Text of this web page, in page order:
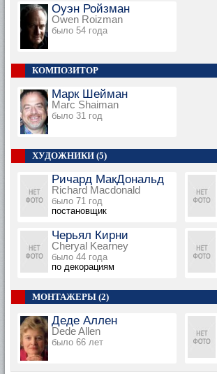
Оуэн Ройзман
Owen Roizman
было 54 года
КОМПОЗИТОР
Марк Шейман
Marc Shaiman
было 31 год
ХУДОЖНИКИ (5)
Ричард МакДональд
Richard Macdonald
было 71 год
постановщик
Черьял Кирни
Cheryal Kearney
было 44 года
по декорациям
МОНТАЖЕРЫ (2)
Деде Аллен
Dede Allen
было 66 лет